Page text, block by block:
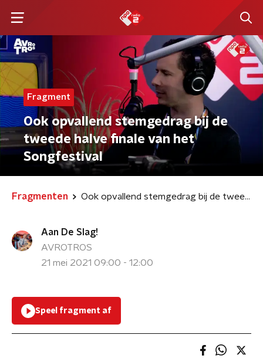
Fragment
Ook opvallend stemgedrag bij de
tweede halve finale van het
Songfestival
Fragmenten Ook opvallend stemgedrag bij de tweede halve finale van het Songfestival
Aan De Slag!
AVROTROS
21 mei 2021 09:00 - 12:00
Speel fragment af